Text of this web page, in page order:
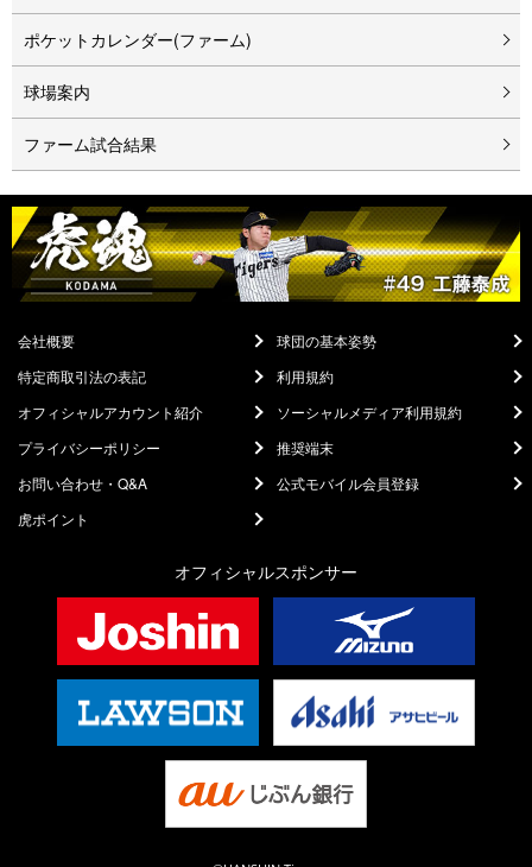
ポケットカレンダー(ファーム)
球場案内
ファーム試合結果
会社概要
球団の基本姿勢
特定商取引法の表記
利用規約
オフィシャルアカウント紹介
ソーシャルメディア利用規約
プライバシーポリシー
推奨端末
お問い合わせ・Q&A
公式モバイル会員登録
虎ポイント
オフィシャルスポンサー